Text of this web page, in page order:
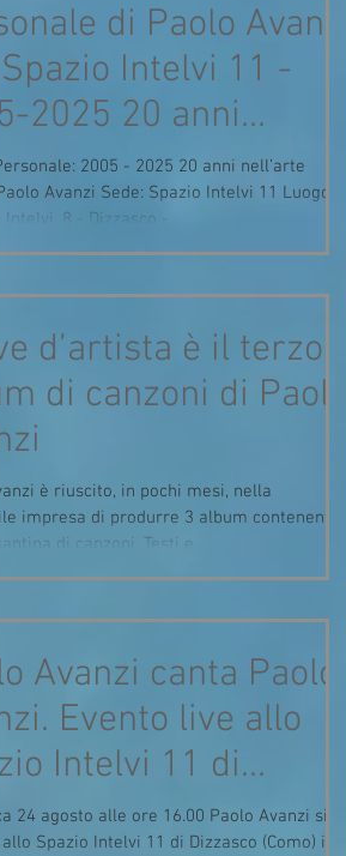
di Paolo
Intelvi 11 -
2025 20 anni
2005 - 2025 20 anni nell’arte
Sede: Spazio Intelvi 11 Luogo:
8 - Dizzasco -...
d’artista è il terzo
di canzoni di
è riuscito, in pochi mesi, nella
impresa di produrre 3 album contenenti
di canzoni. Testi e...
Avanzi canta Paolo
Evento live allo
Intelvi 11 di
(CO)
24 agosto alle ore 16.00 Paolo Avanzi si
Spazio Intelvi 11 di Dizzasco (Como) i n